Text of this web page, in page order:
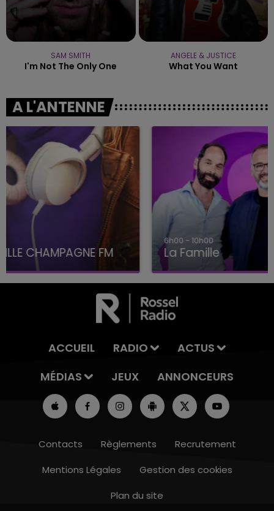
SAM SMITH
I'm Not The Only One
ANGELE & JUSTICE
What You Want
A L'ANTENNE
6h00 - 10h00
La Famille
ACCUEIL RADIO
ACTUS
MÉDIAS
JEUX ANNONCEURS
Contacts Règlements
Recrutement
Mentions Légales
Gestion des cookies
Plan du site